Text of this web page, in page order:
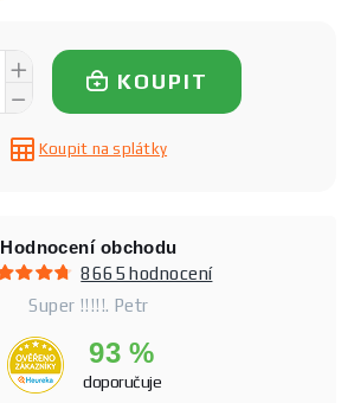
KOUPIT
Koupit na splátky
Hodnocení obchodu
8665 hodnocení
Super !!!!!. Petr
93 %
doporučuje